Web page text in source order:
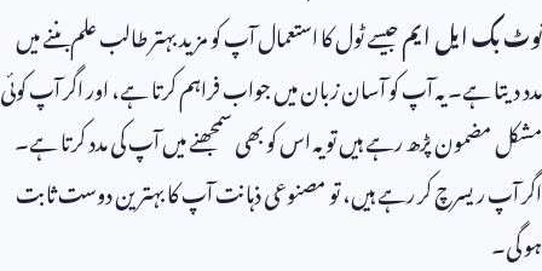
نوٹ بک ایل ایمجیسے ٹول کا استعمال آپ کو مزید بہتر طالب علم بننے میں
مدد دیتا ہے۔ یہ آپ کو آسان زبان میں جواب فراہم کرتا ہے، اور اگر آپ کوئی
مشکل مضمون پڑھ رہے ہیں تو یہ اس کو بھی سمجھنے میں آپ کی مدد کرتا ہے۔
اگر آپ ریسرچ کر رہے ہیں، تو مصنوعی ذہانت آپ کا بہترین دوست ثابت
ہو گی۔